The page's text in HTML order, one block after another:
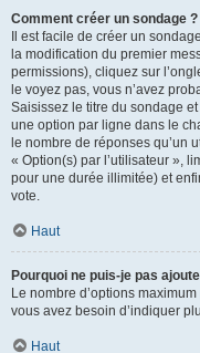
Comment créer un sondage ?
Il est facile de créer un
la modification du premier
permissions), cliquez sur
le voyez pas, vous n’avez
Saisissez le titre du sondage
une option par ligne dans le
le nombre de réponses qu’un
« Option(s) par l’utilisateur »,
pour une durée illimitée) et
vote.
Haut
Pourquoi ne puis-je pas
Le nombre d’options
vous avez besoin d’indiquer
Haut